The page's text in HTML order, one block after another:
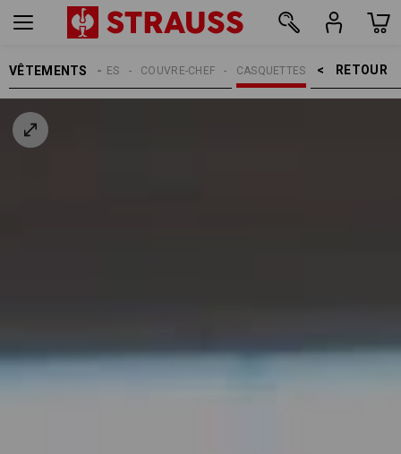
VÊTEMENTS RETOUR    >
CASQUETTES
COUVRE-CHEF
ACCESSOIRES